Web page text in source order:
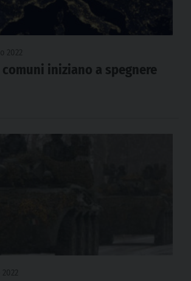
comuni iniziano a spegnere